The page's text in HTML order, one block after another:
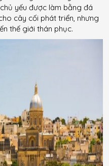
yếu được làm bằng đá
cây cối phát triển, nhưng
thế giới thán phục.